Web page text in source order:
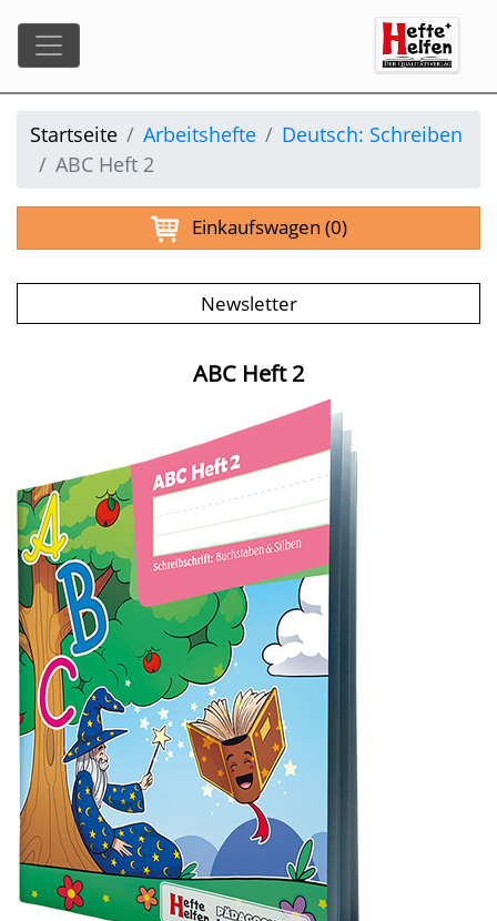
Startseite Arbeitshefte
Deutsch: Schreiben
ABC Heft 2
Einkaufswagen (0)
Newsletter
ABC Heft 2